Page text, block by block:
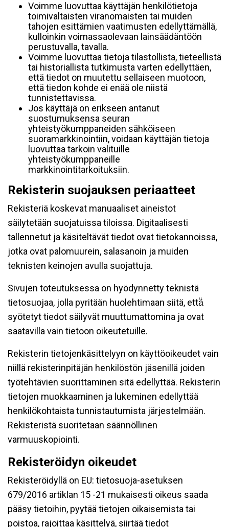
Voimme luovuttaa käyttäjän henkilötietoja
toimivaltaisten viranomaisten tai muiden
tahojen esittämien vaatimusten edellyttämällä,
kulloinkin voimassaolevaan lainsäädäntöön
perustuvalla, tavalla.
Voimme luovuttaa tietoja tilastollista, tieteellistä
tai historiallista tutkimusta varten edellyttäen,
että tiedot on muutettu sellaiseen muotoon,
että tiedon kohde ei enää ole niistä
tunnistettavissa.
Jos käyttäjä on erikseen antanut
suostumuksensa seuran
yhteistyökumppaneiden sähköiseen
suoramarkkinointiin, voidaan käyttäjän tietoja
luovuttaa tarkoin valituille
yhteistyökumppaneille
markkinointitarkoituksiin.
Rekisterin suojauksen periaatteet
Rekisteriä koskevat manuaaliset aineistot
säilytetään suojatuissa tiloissa. Digitaalisesti
tallennetut ja käsiteltävät tiedot ovat tietokannoissa,
jotka ovat palomuurein, salasanoin ja muiden
teknisten keinojen avulla suojattuja.
Sivujen toteutuksessa on hyödynnetty teknistä
tietosuojaa, jolla pyritään huolehtimaan siitä, että̈
syötetyt tiedot säilyvät muuttumattomina ja ovat
saatavilla vain tietoon oikeutetuille.
Rekisterin tietojenkäsittelyyn on käyttöoikeudet vain
niillä rekisterinpitäjän henkilöstön jäsenillä joiden
työtehtävien suorittaminen sitä edellyttää. Rekisterin
tietojen muokkaaminen ja lukeminen edellyttää
henkilökohtaista tunnistautumista järjestelmään.
Rekisteristä suoritetaan säännöllinen
varmuuskopiointi.
Rekisteröidyn oikeudet
Rekisteröidyllä on EU: tietosuoja-asetuksen
679/2016 artiklan 15 -21 mukaisesti oikeus saada
pääsy tietoihin, pyytää tietojen oikaisemista tai
poistoa, rajoittaa käsittelyä, siirtää tiedot